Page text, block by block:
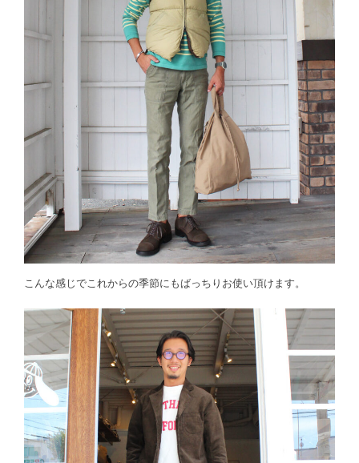
こんな感じでこれからの季節にもばっちりお使い頂けます。